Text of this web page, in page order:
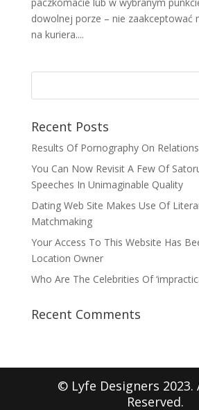
dowolnej porze – nie zaakceptować
na kuriera....
Recent Posts
Results Of Pornography On
You Can Now Revisit A Few Of
Speeches In Unimaginable Quality
Dating Web Site Makes Use Of
Matchmaking
Your Access To This Website Has
Location Owner
Who Are The Celebrities Of
Recent Comments
© Lyfe Designers 2023.
Reserved.